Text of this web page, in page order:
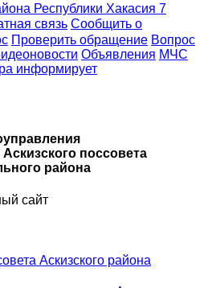
Республики Хакасия 7
связь Сообщить о
Проверить обращение Вопрос
Объявления МЧС
информирует
поссовета
района
сайт
Аскизского района